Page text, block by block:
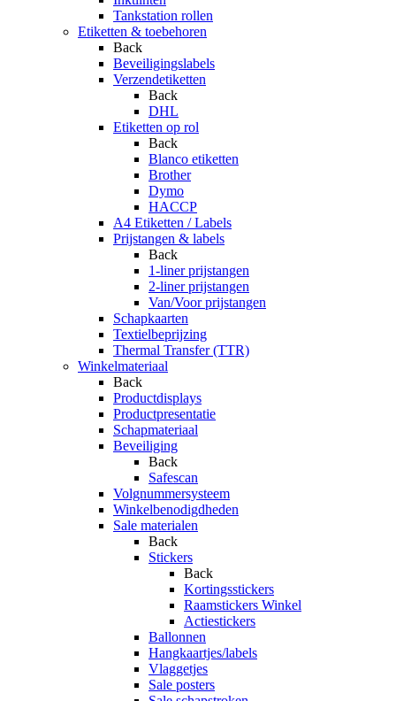
Tankstation rollen
Etiketten & toebehoren
Back
Beveiligingslabels
Verzendetiketten
Back
DHL
Etiketten op rol
Back
Blanco etiketten
Brother
Dymo
HACCP
A4 Etiketten / Labels
Prijstangen & labels
Back
1-liner prijstangen
2-liner prijstangen
Van/Voor prijstangen
Schapkaarten
Textielbeprijzing
Thermal Transfer (TTR)
Winkelmateriaal
Back
Productdisplays
Productpresentatie
Schapmateriaal
Beveiliging
Back
Safescan
Volgnummersysteem
Winkelbenodigdheden
Sale materialen
Back
Stickers
Back
Kortingsstickers
Raamstickers Winkel
Actiestickers
Ballonnen
Hangkaartjes/labels
Vlaggetjes
Sale posters